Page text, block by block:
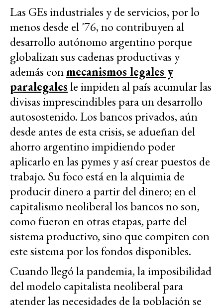
Las GEs industriales y de servicios, por lo
menos desde el '76, no contribuyen al
desarrollo autónomo argentino porque
globalizan sus cadenas productivas y
además conmecanismos legales y
paralegalesle impiden al país acumular las
divisas imprescindibles para un desarrollo
autosostenido. Los bancos privados, aún
desde antes de esta crisis, se adueñan del
ahorro argentino impidiendo poder
aplicarlo en las pymes y así crear puestos de
trabajo. Su foco está en la alquimia de
producir dinero a partir del dinero; en el
capitalismo neoliberal los bancos no son,
como fueron en otras etapas, parte del
sistema productivo, sino que compiten con
este sistema por los fondos disponibles.
Cuando llegó la pandemia, la imposibilidad
del modelo capitalista neoliberal para
atender las necesidades de la población se